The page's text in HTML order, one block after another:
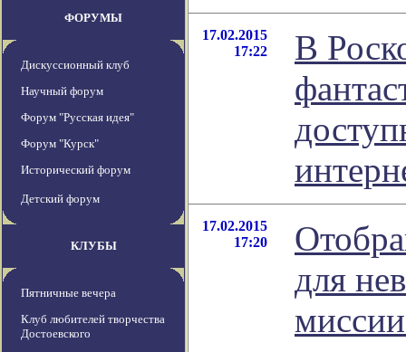
ФОРУМЫ
Дискуссионный клуб
Научный форум
Форум "Русская идея"
Форум "Курск"
Исторический форум
Детский форум
КЛУБЫ
Пятничные вечера
Клуб любителей творчества
Достоевского
17.02.2015
17:22
В
17.02.2015
17:20
для